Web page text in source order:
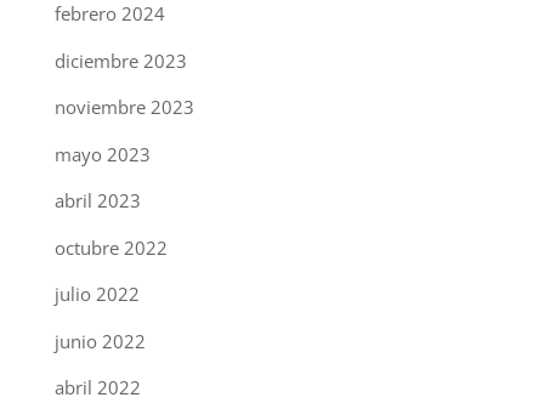
febrero 2024
diciembre 2023
noviembre 2023
mayo 2023
abril 2023
octubre 2022
julio 2022
junio 2022
abril 2022